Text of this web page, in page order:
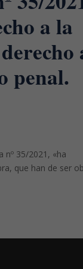
a la
penal.
nº 35/2021, «ha
que han de ser